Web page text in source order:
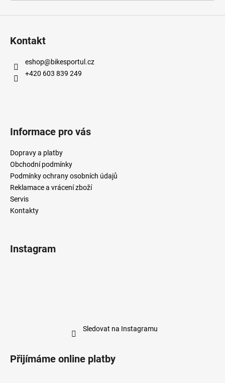
Kontakt
eshop@bikesportul.cz
+420 603 839 249
Informace pro vás
Dopravy a platby
Obchodní podmínky
Podmínky ochrany osobních údajů
Reklamace a vrácení zboží
Servis
Kontakty
Instagram
Sledovat na Instagramu
Přijímáme online platby